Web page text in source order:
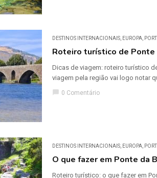
DESTINOS INTERNACIONAIS EUROPA
Roteiro turístico de Ponte
Dicas de viagem: roteiro turístico
viagem pela região vai logo notar
chat_bubble 0 Comentário
DESTINOS INTERNACIONAIS EUROPA
O que fazer em Ponte da
Roteiro turístico: o que fazer em